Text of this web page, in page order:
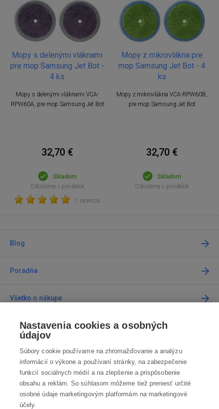
Mopy s delenými vláknami
pre mop Samsung Jet Bot -
4 ks
Mopy s delenými vláknami VCA-
RPW60A, pre mop Samsung Jet Bot
32,70 €
Skladom
Odošleme v pondelok
1 recenzia
Mopy z mikrovlákna pre
mop Samsung Jet Bot - 4
ks
Mopy z mikrovlákna VCA-RPW60B,
pre mop Samsung Jet Bot
32,70 €
Skladom
Odošleme v pondelok
Blog
Poradňa
Všetko o nákupe
Predajne
Kontakt
Kontaktujte nás
info@robotworld.sk
Nastavenia cookies a osobných
údajov
Súbory cookie používame na zhromažďovanie a analýzu
informácií o výkone a používaní stránky, na zabezpečenie
funkcií sociálnych médií a na zlepšenie a prispôsobenie
obsahu a reklám. So súhlasom môžeme tiež preniesť určité
osobné údaje marketingovým platformám na marketingové
účely.